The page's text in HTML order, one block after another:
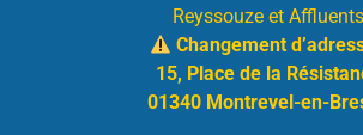
Reyssouze et Affluents
Changement
15, Place de la
01340 Montrevel-en-